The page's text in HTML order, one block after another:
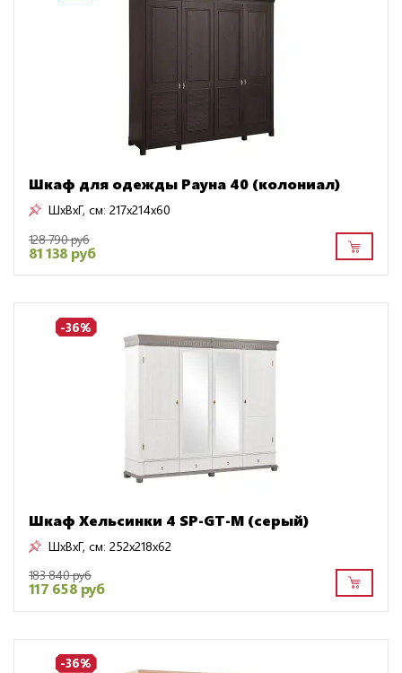
Шкаф для одежды Рауна 40 (колониал)
ШxВxГ, см: 217x214x60
128 790 руб
81 138 руб
-36%
Шкаф Хельсинки 4 SP-GT-М (серый)
ШxВxГ, см: 252x218x62
183 840 руб
117 658 руб
-36%